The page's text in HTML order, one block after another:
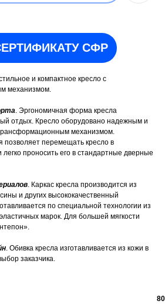
СФР
и компактное кресло с
механизмом.
. Эргономичная форма кресла
отдых. Кресло оборудовано надежным и
механизмом.
позволяет перемещать кресло в
проносить его в стандартные дверные
. Каркас кресла производится из
и других высококачественный
по специальной технологии из
марок. Для большей мягкости
. Обивка кресла изготавливается из кожи в
заказчика.
80